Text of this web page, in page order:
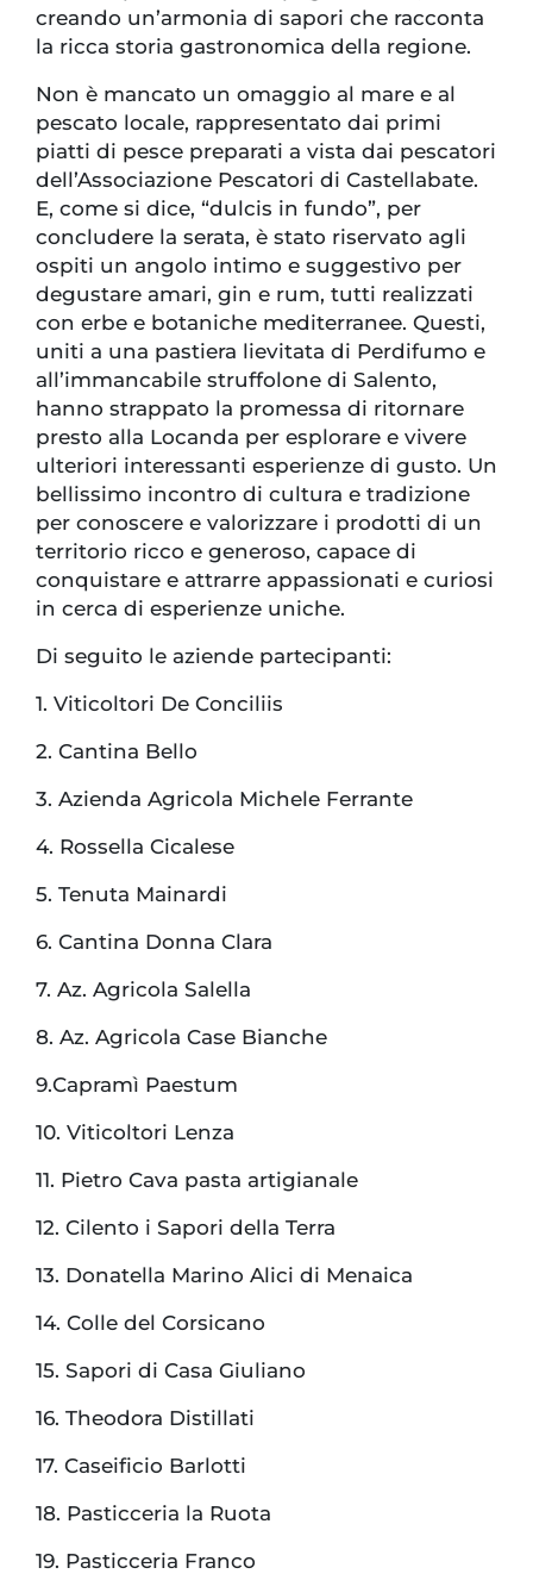
creando un’armonia di sapori che racconta
la ricca storia gastronomica della regione.
Non è mancato un omaggio al mare e al
pescato locale, rappresentato dai primi
piatti di pesce preparati a vista dai pescatori
dell’Associazione Pescatori di Castellabate.
E, come si dice, “dulcis in fundo”, per
concludere la serata, è stato riservato agli
ospiti un angolo intimo e suggestivo per
degustare amari, gin e rum, tutti realizzati
con erbe e botaniche mediterranee. Questi,
uniti a una pastiera lievitata di Perdifumo e
all’immancabile struffolone di Salento,
hanno strappato la promessa di ritornare
presto alla Locanda per esplorare e vivere
ulteriori interessanti esperienze di gusto. Un
bellissimo incontro di cultura e tradizione
per conoscere e valorizzare i prodotti di un
territorio ricco e generoso, capace di
conquistare e attrarre appassionati e curiosi
in cerca di esperienze uniche.
Di seguito le aziende partecipanti:
1. Viticoltori De Conciliis
2. Cantina Bello
3. Azienda Agricola Michele Ferrante
4. Rossella Cicalese
5. Tenuta Mainardi
6. Cantina Donna Clara
7. Az. Agricola Salella
8. Az. Agricola Case Bianche
9.Capramì Paestum
10. Viticoltori Lenza
11. Pietro Cava pasta artigianale
12. Cilento i Sapori della Terra
13. Donatella Marino Alici di Menaica
14. Colle del Corsicano
15. Sapori di Casa Giuliano
16. Theodora Distillati
17. Caseificio Barlotti
18. Pasticceria la Ruota
19. Pasticceria Franco